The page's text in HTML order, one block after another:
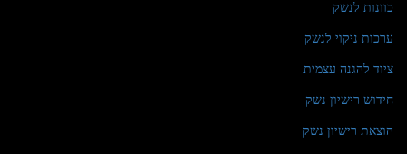
כוונות לנשק
ערכות ניקוי לנשק
ציוד להגנה עצמית
חידוש רישיון נשק
הוצאת רישיון נשק